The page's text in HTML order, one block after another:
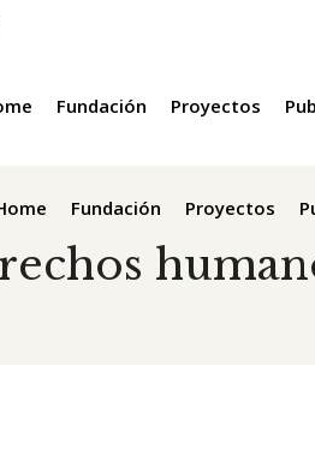
Fundación Proyectos
Fundación Proyectos